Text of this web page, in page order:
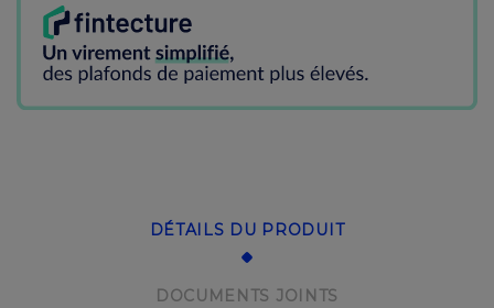
DÉTAILS DU PRODUIT
DOCUMENTS JOINTS